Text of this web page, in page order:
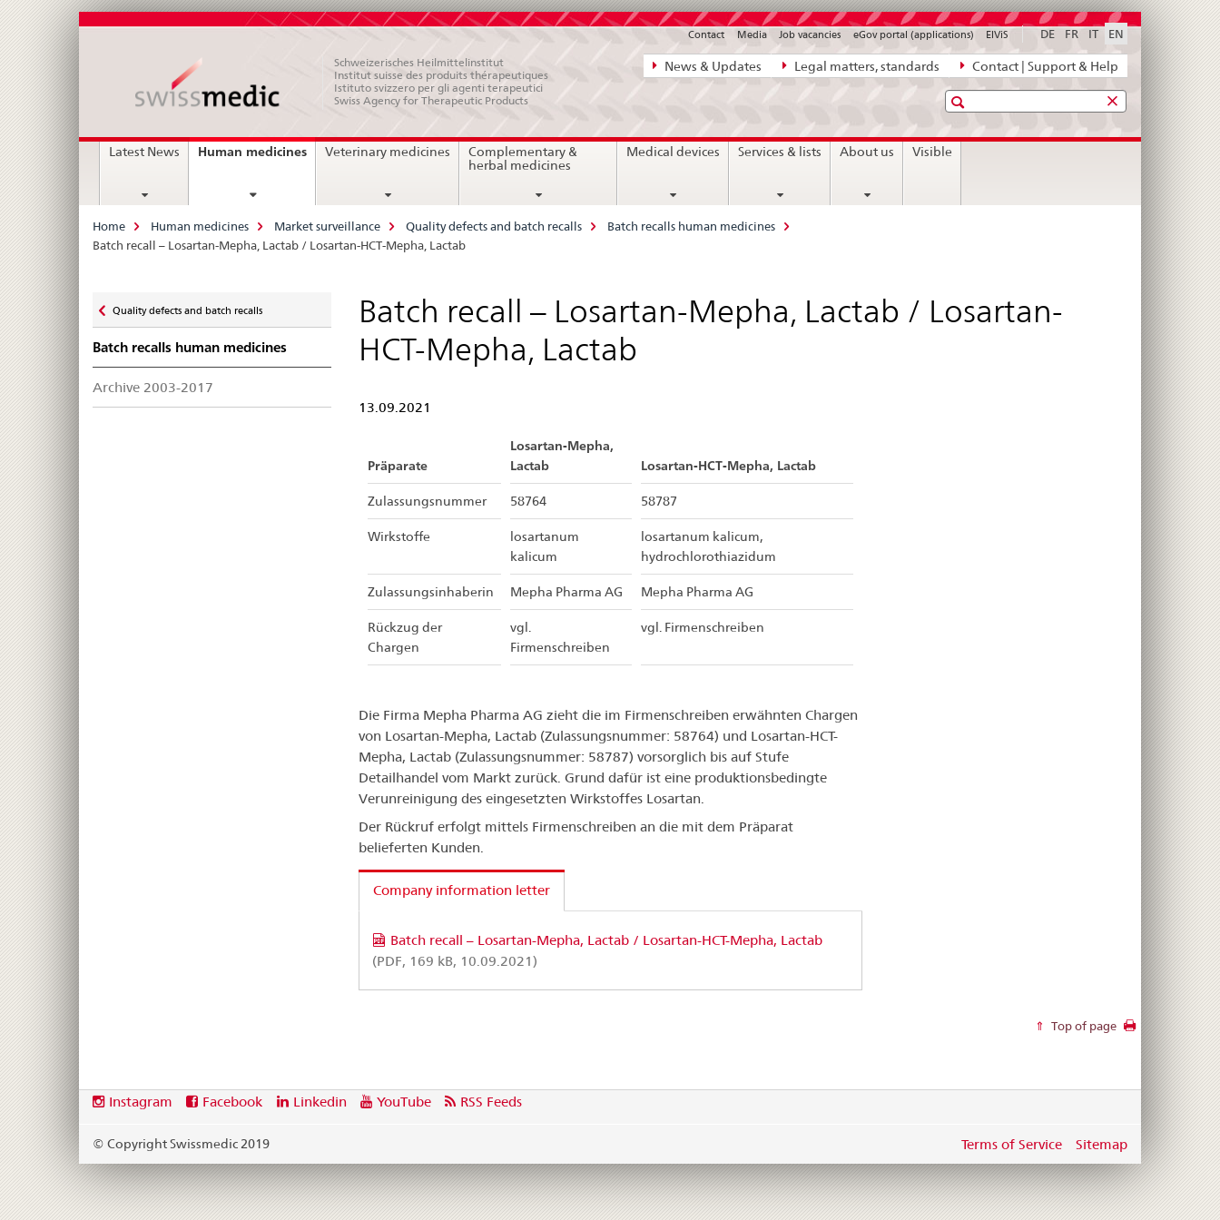
Direct
navigation:
legal
matters,
News & Updates Legal matters, standards Contact | Support & Help
DE FR IT EN
Contact Media Job vacancies eGov portal (applications) ElViS
Schweizerisches Heilmittelinstitut
Institut suisse des produits thérapeutiques
Istituto svizzero per gli agenti terapeutici
Swiss Agency for Therapeutic Products
Search
MainLatest News Human medicinescurrent
Veterinary medicines
Complementary &
herbal medicines
Medical devices Services & lists About us Visible
Breadcrumb
Home Human medicines Market surveillance Quality defects and batch recalls
Batch recalls human medicines
Batch recall – Losartan-Mepha, Lactab / Losartan-HCT-Mepha, Lactab
zu
Quality defects and batch recalls
Batch recalls human medicines
Archive 2003-2017
Batch recall – Losartan-Mepha, Lactab / Losartan-
HCT-Mepha, Lactab
13.09.2021
Präparate
Losartan-Mepha,
Lactab
Losartan-HCT-Mepha, Lactab
Zulassungsnummer 58764 58787
Wirkstoffe
losartanum
kalicum
losartanum kalicum,
hydrochlorothiazidum
Zulassungsinhaberin Mepha Pharma AG Mepha Pharma AG
Rückzug der
Chargen
vgl.
Firmenschreiben
vgl. Firmenschreiben
Die Firma Mepha Pharma AG zieht die im Firmenschreiben erwähnten Chargen
von Losartan-Mepha, Lactab (Zulassungsnummer: 58764) und Losartan-HCT-
Mepha, Lactab (Zulassungsnummer: 58787) vorsorglich bis auf Stufe
Detailhandel vom Markt zurück. Grund dafür ist eine produktionsbedingte
Verunreinigung des eingesetzten Wirkstoffes Losartan.
Der Rückruf erfolgt mittels Firmenschreiben an die mit dem Präparat
belieferten Kunden.
Company information letter
Batch recall – Losartan-Mepha, Lactab / Losartan-HCT-Mepha, Lactab
(PDF, 169 kB, 10.09.2021)
Top of page
Footer
Social
links
Instagram Facebook Linkedin YouTube RSS Feeds
© Copyright Swissmedic 2019 Terms of Service Sitemap